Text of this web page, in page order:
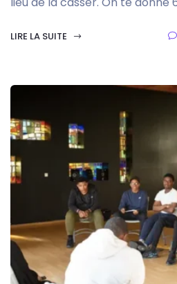
LIRE LA SUITE